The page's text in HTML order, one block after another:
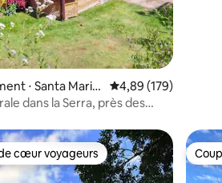
⋅ Santa Maria
Évaluation
4,89 (179)
dans la Serra, près des
cœur voyageurs les plus appréciés
cœur voyageurs